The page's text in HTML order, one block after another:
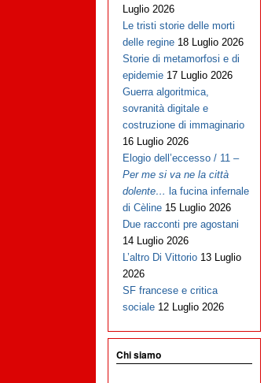
Luglio 2026
Le tristi storie delle morti
delle regine 18 Luglio 2026
Storie di metamorfosi e di
epidemie 17 Luglio 2026
Guerra algoritmica,
sovranità digitale e
costruzione di immaginario
16 Luglio 2026
Elogio dell’eccesso / 11 –
Per me si va ne la città
dolente… la fucina infernale
di Cèline 15 Luglio 2026
Due racconti pre agostani
14 Luglio 2026
L’altro Di Vittorio 13 Luglio
2026
SF francese e critica
sociale 12 Luglio 2026
Chi siamo